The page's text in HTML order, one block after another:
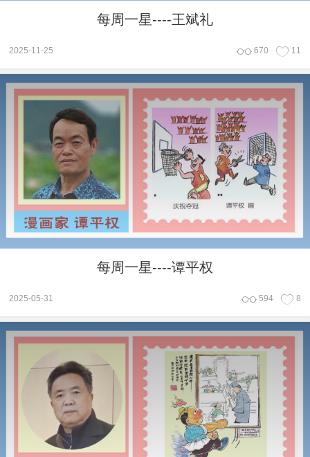
每周一星----王斌礼
2025-11-25 670 11
每周一星----谭平权
2025-05-31 594 8